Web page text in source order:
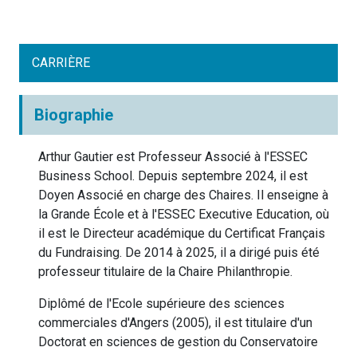
CARRIÈRE
Biographie
Arthur Gautier est Professeur Associé à l'ESSEC
Business School. Depuis septembre 2024, il est
Doyen Associé en charge des Chaires. Il enseigne à
la Grande École et à l'ESSEC Executive Education, où
il est le Directeur académique du Certificat Français
du Fundraising. De 2014 à 2025, il a dirigé puis été
professeur titulaire de la Chaire Philanthropie.
Diplômé de l'Ecole supérieure des sciences
commerciales d'Angers (2005), il est titulaire d'un
Doctorat en sciences de gestion du Conservatoire